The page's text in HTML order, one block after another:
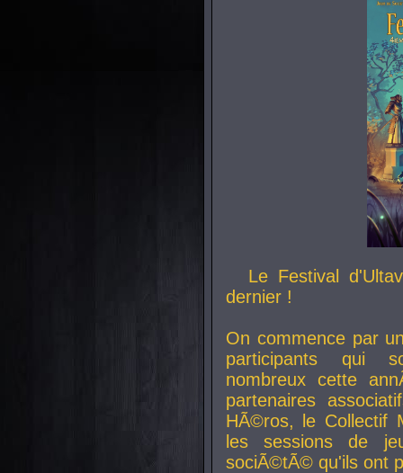
Le Festival
dernier !
On commence par
participants qui
nombreux cette
partenaires
HÃ©ros, le Collectif
les sessions de
sociÃ©tÃ© qu'ils ont